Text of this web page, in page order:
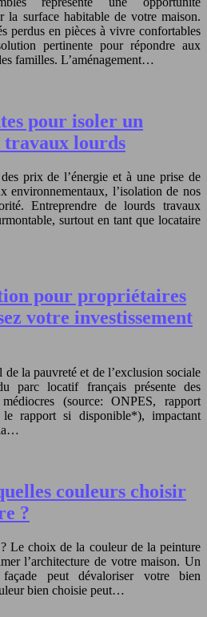
la surface habitable de votre maison.
perdus en pièces à vivre confortables
pertinente pour répondre aux
familles. L’aménagement…
pour isoler un
travaux lourds
prix de l’énergie et à une prise de
environnementaux, l’isolation de nos
Entreprendre de lourds travaux
surtout en tant que locataire
pour propriétaires
votre investissement
de la pauvreté et de l’exclusion sociale
parc locatif français présente des
médiocres (source: ONPES, rapport
rapport si disponible*), impactant
la…
couleurs choisir
?
Le choix de la couleur de la peinture
l’architecture de votre maison. Un
peut dévaloriser votre bien
bien choisie peut…